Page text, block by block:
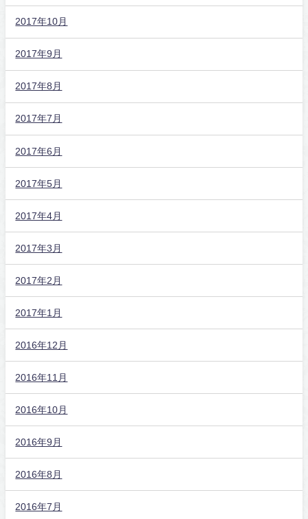
2017年10月
2017年9月
2017年8月
2017年7月
2017年6月
2017年5月
2017年4月
2017年3月
2017年2月
2017年1月
2016年12月
2016年11月
2016年10月
2016年9月
2016年8月
2016年7月